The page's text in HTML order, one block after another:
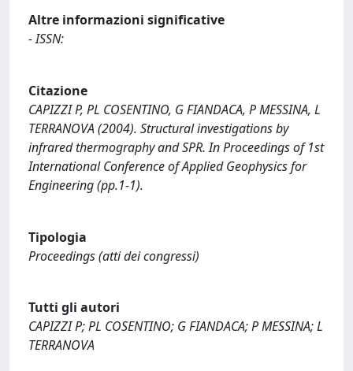
Altre informazioni significative
- ISSN:
Citazione
CAPIZZI P, PL COSENTINO, G FIANDACA, P MESSINA, L
TERRANOVA (2004). Structural investigations by
infrared thermography and SPR. In Proceedings of 1st
International Conference of Applied Geophysics for
Engineering (pp.1-1).
Tipologia
Proceedings (atti dei congressi)
Tutti gli autori
CAPIZZI P; PL COSENTINO; G FIANDACA; P MESSINA; L
TERRANOVA